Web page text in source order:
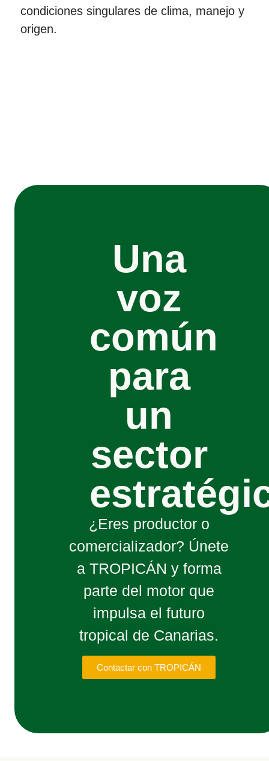
condiciones singulares de clima, manejo y
origen.
Una
voz
común
para
un
sector
¿Eres productor o
comercializador? Únete
a TROPICÁN y forma
parte del motor que
impulsa el futuro
tropical de Canarias.
Contactar con TROPICÁN